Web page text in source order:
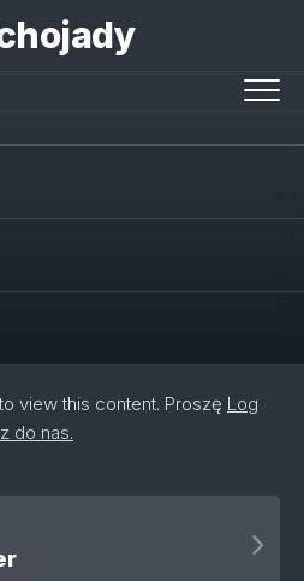
view this content. Proszę Log
do nas.